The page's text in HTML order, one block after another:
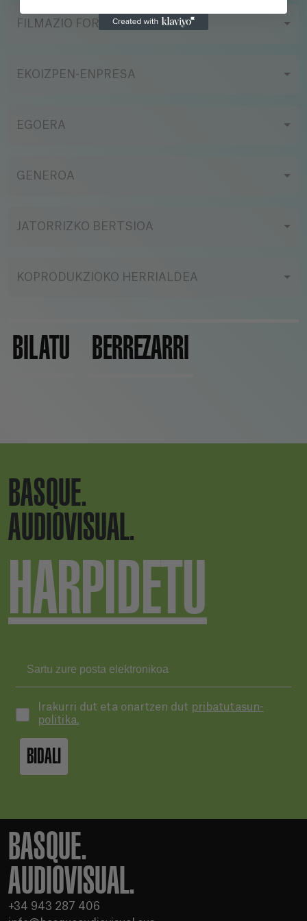
FILMAZIO FORMATUA
EKOIZPEN-ENPRESA
EGOERA
GENEROA
JATORRIZKO BERTSIOA
KOPRODUKZIOKO HERRIALDEA
BILATU BERREZARRI
BASQUE.
AUDIOVISUAL.
HARPIDETU
Irakurri dut eta onartzen dut pribatutasun-
politika.
BIDALI
BASQUE.
AUDIOVISUAL.
+34 943 287 406